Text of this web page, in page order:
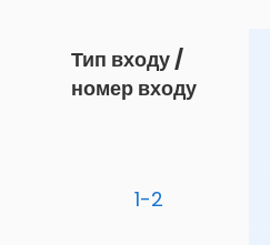
Тип входу /
номер входу
1-2